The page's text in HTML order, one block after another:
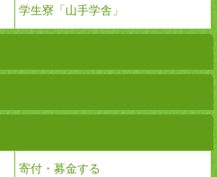
学生寮「山手学舎」
寄付・募金する